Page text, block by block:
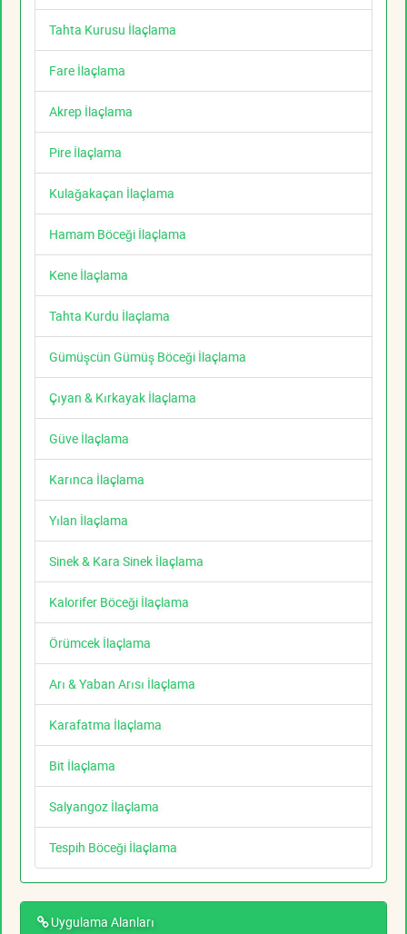
Tahta Kurusu İlaçlama
Fare İlaçlama
Akrep İlaçlama
Pire İlaçlama
Kulağakaçan İlaçlama
Hamam Böceği İlaçlama
Kene İlaçlama
Tahta Kurdu İlaçlama
Gümüşcün Gümüş Böceği İlaçlama
Çıyan & Kırkayak İlaçlama
Güve İlaçlama
Karınca İlaçlama
Yılan İlaçlama
Sinek & Kara Sinek İlaçlama
Kalorifer Böceği İlaçlama
Örümcek İlaçlama
Arı & Yaban Arısı İlaçlama
Karafatma İlaçlama
Bit İlaçlama
Salyangoz İlaçlama
Tespih Böceği İlaçlama
Uygulama Alanları